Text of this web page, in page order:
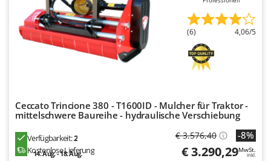
WIDU
Wiper EcoRobot
Wolf Garten
Y Yard Force
Z
Zanon
(6) 4,06/5
Ceccato Trincione 380 - T1600ID - Mulcher für Traktor -
mittelschwere Baureihe - hydraulische Verschiebung
Verfügbarkeit:2
Kostenlose Lieferung
14. Aug. - 18. Aug.
€ 3.576,40 -8%
€ 3.290,29MwSt.
inkl.